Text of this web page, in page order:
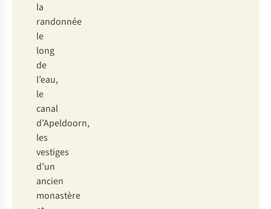
la
randonnée
le
long
de
l’eau,
le
canal
d’Apeldoorn,
les
vestiges
d’un
ancien
monastère